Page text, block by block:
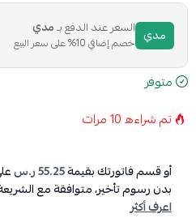
مدي السعر عند الدفع بـمدي
خصم إضافي 10% على سعر البيع
متوفر
تم شراءه10مرات
أو قسم فاتورتك بقيمة55.25 ر.س
بدون رسوم تأخير، متوافقة مع
اعرف أكثر